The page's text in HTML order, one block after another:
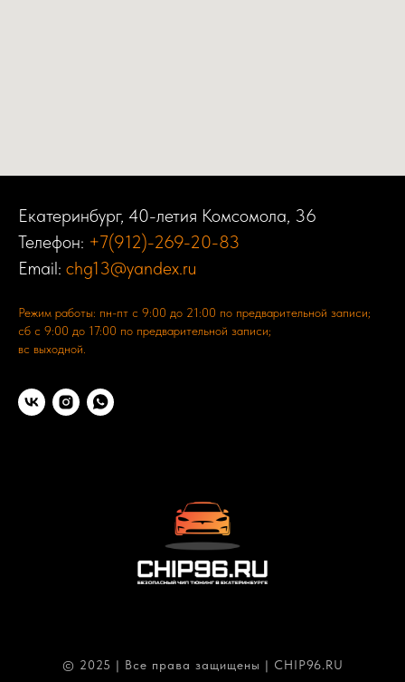
Екатеринбург, 40-летия Комсомола, 36
Телефон: +7(912)-269-20-83
Email: chg13@yandex.ru
Режим работы: пн-пт с 9:00 до 21:00 по предварительной записи;
сб с 9:00 до 17:00 по предварительной записи;
вс выходной.
© 2025 | Все права защищены | CHIP96.RU